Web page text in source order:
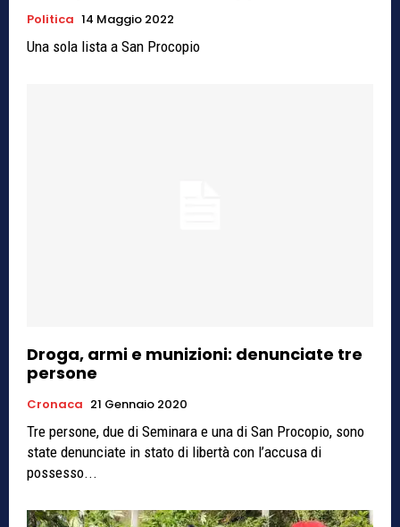
Politica 14 Maggio 2022
Una sola lista a San Procopio
Droga, armi e munizioni: denunciate tre
persone
Cronaca 21 Gennaio 2020
Tre persone, due di Seminara e una di San Procopio, sono
state denunciate in stato di libertà con l’accusa di
possesso...